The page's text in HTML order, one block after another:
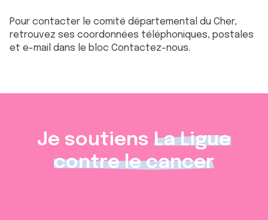
Pour contacter le comité départemental du Cher,
retrouvez ses coordonnées téléphoniques, postales
et e-mail dans le bloc Contactez-nous.
Je soutiens La Ligue
contre le cancer